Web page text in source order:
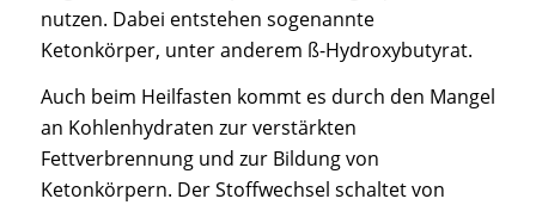
nutzen. Dabei entstehen sogenannte
Ketonkörper, unter anderem ß-Hydroxybutyrat.
Auch beim Heilfasten kommt es durch den Mangel
an Kohlenhydraten zur verstärkten
Fettverbrennung und zur Bildung von
Ketonkörpern. Der Stoffwechsel schaltet von